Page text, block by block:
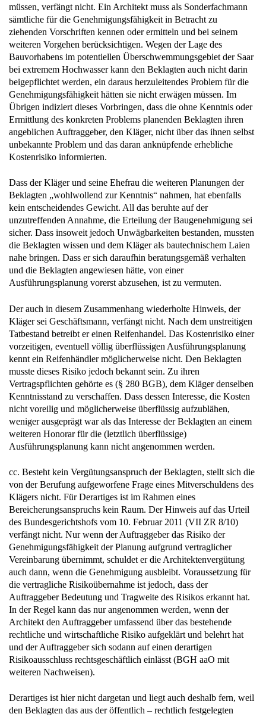
müssen, verfängt nicht. Ein Architekt muss als Sonderfachmann
sämtliche für die Genehmigungsfähigkeit in Betracht zu
ziehenden Vorschriften kennen oder ermitteln und bei seinem
weiteren Vorgehen berücksichtigen. Wegen der Lage des
Bauvorhabens im potentiellen Überschwemmungsgebiet der Saar
bei extremem Hochwasser kann den Beklagten auch nicht darin
beigepflichtet werden, ein daraus herzuleitendes Problem für die
Genehmigungsfähigkeit hätten sie nicht erwägen müssen. Im
Übrigen indiziert dieses Vorbringen, dass die ohne Kenntnis oder
Ermittlung des konkreten Problems planenden Beklagten ihren
angeblichen Auftraggeber, den Kläger, nicht über das ihnen selbst
unbekannte Problem und das daran anknüpfende erhebliche
Kostenrisiko informierten.
Dass der Kläger und seine Ehefrau die weiteren Planungen der
Beklagten „wohlwollend zur Kenntnis“ nahmen, hat ebenfalls
kein entscheidendes Gewicht. All das beruhte auf der
unzutreffenden Annahme, die Erteilung der Baugenehmigung sei
sicher. Dass insoweit jedoch Unwägbarkeiten bestanden, mussten
die Beklagten wissen und dem Kläger als bautechnischem Laien
nahe bringen. Dass er sich daraufhin beratungsgemäß verhalten
und die Beklagten angewiesen hätte, von einer
Ausführungsplanung vorerst abzusehen, ist zu vermuten.
Der auch in diesem Zusammenhang wiederholte Hinweis, der
Kläger sei Geschäftsmann, verfängt nicht. Nach dem unstreitigen
Tatbestand betreibt er einen Reifenhandel. Das Kostenrisiko einer
vorzeitigen, eventuell völlig überflüssigen Ausführungsplanung
kennt ein Reifenhändler möglicherweise nicht. Den Beklagten
musste dieses Risiko jedoch bekannt sein. Zu ihren
Vertragspflichten gehörte es (§ 280 BGB), dem Kläger denselben
Kenntnisstand zu verschaffen. Dass dessen Interesse, die Kosten
nicht voreilig und möglicherweise überflüssig aufzublähen,
weniger ausgeprägt war als das Interesse der Beklagten an einem
weiteren Honorar für die (letztlich überflüssige)
Ausführungsplanung kann nicht angenommen werden.
cc. Besteht kein Vergütungsanspruch der Beklagten, stellt sich die
von der Berufung aufgeworfene Frage eines Mitverschuldens des
Klägers nicht. Für Derartiges ist im Rahmen eines
Bereicherungsanspruchs kein Raum. Der Hinweis auf das Urteil
des Bundesgerichtshofs vom 10. Februar 2011 (VII ZR 8/10)
verfängt nicht. Nur wenn der Auftraggeber das Risiko der
Genehmigungsfähigkeit der Planung aufgrund vertraglicher
Vereinbarung übernimmt, schuldet er die Architektenvergütung
auch dann, wenn die Genehmigung ausbleibt. Voraussetzung für
die vertragliche Risikoübernahme ist jedoch, dass der
Auftraggeber Bedeutung und Tragweite des Risikos erkannt hat.
In der Regel kann das nur angenommen werden, wenn der
Architekt den Auftraggeber umfassend über das bestehende
rechtliche und wirtschaftliche Risiko aufgeklärt und belehrt hat
und der Auftraggeber sich sodann auf einen derartigen
Risikoausschluss rechtsgeschäftlich einlässt (BGH aaO mit
weiteren Nachweisen).
Derartiges ist hier nicht dargetan und liegt auch deshalb fern, weil
den Beklagten das aus der öffentlich – rechtlich festgelegten